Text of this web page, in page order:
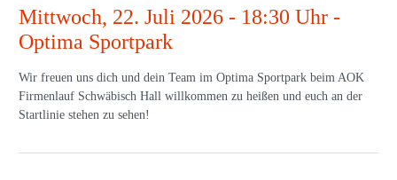
Mittwoch, 22. Juli 2026 - 18:30 Uhr -
Optima Sportpark
Wir freuen uns dich und dein Team im Optima Sportpark beim AOK
Firmenlauf Schwäbisch Hall willkommen zu heißen und euch an der
Startlinie stehen zu sehen!